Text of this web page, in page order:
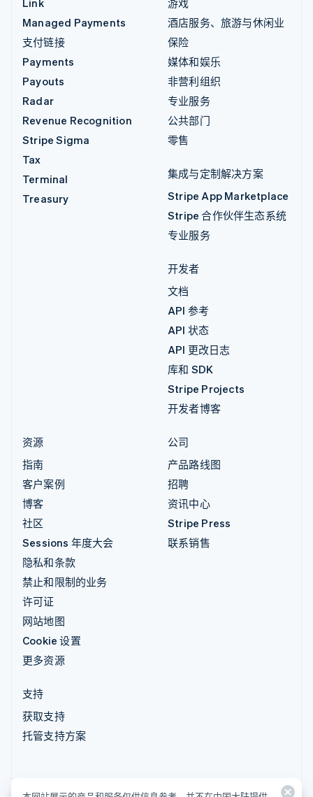
Link
Managed Payments
支付链接
Payments
Payouts
Radar
Revenue Recognition
Stripe Sigma
Tax
Terminal
Treasury
游戏
酒店服务、旅游与休闲业
保险
媒体和娱乐
非营利组织
专业服务
公共部门
零售
集成与定制解决方案
Stripe App Marketplace
Stripe 合作伙伴生态系统
专业服务
开发者
文档
API 参考
API 状态
API 更改日志
库和 SDK
Stripe Projects
开发者博客
资源
指南
客户案例
博客
社区
Sessions 年度大会
隐私和条款
禁止和限制的业务
许可证
网站地图
Cookie 设置
更多资源
公司
产品路线图
招聘
资讯中心
Stripe Press
联系销售
支持
获取支持
托管支持方案